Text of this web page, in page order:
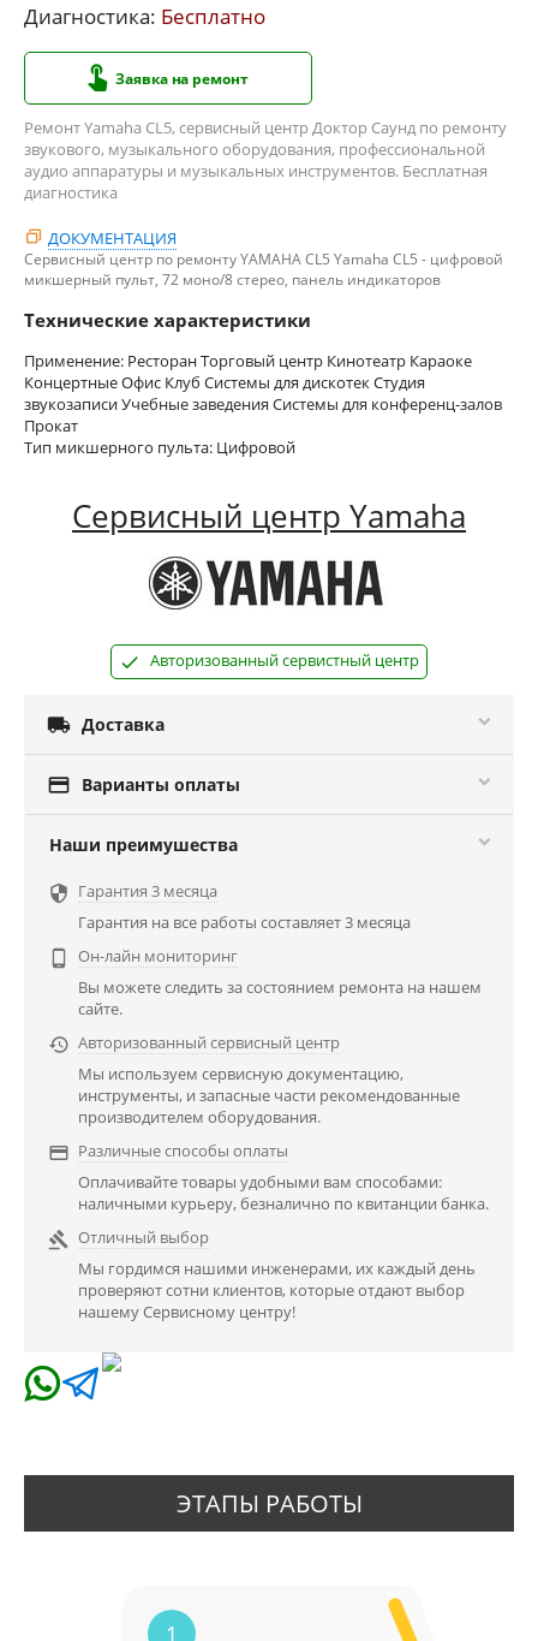
Диагностика: Бесплатно
Заявка на ремонт
Ремонт Yamaha CL5, сервисный центр Доктор Саунд по ремонту
звукового, музыкального оборудования, профессиональной
аудио аппаратуры и музыкальных инструментов. Бесплатная
диагностика
ДОКУМЕНТАЦИЯ
Сервисный центр по ремонту YAMAHA CL5 Yamaha CL5 - цифровой
микшерный пульт, 72 моно/8 стерео, панель индикаторов
Технические характеристики
Применение: Ресторан Торговый центр Кинотеатр Караоке
Концертные Офис Клуб Системы для дискотек Студия
звукозаписи Учебные заведения Системы для конференц-залов
Прокат
Тип микшерного пульта: Цифровой
Сервисный центр Yamaha
Авторизованный сервистный центр
 Доставка
 Варианты оплаты
Наши преимушества
 Гарантия 3 месяца
Гарантия на все работы составляет 3 месяца

Он-лайн мониторинг
Вы можете следить за состоянием ремонта на нашем
сайте.
 Авторизованный сервисный центр
Мы используем сервисную документацию,
инструменты, и запасные части рекомендованные
производителем оборудования.
 Различные способы оплаты
Оплачивайте товары удобными вам способами:
наличными курьеру, безналично по квитанции банка.
 Отличный выбор
Мы гордимся нашими инженерами, их каждый день
проверяют сотни клиентов, которые отдают выбор
нашему Сервисному центру!
ЭТАПЫ РАБОТЫ
1